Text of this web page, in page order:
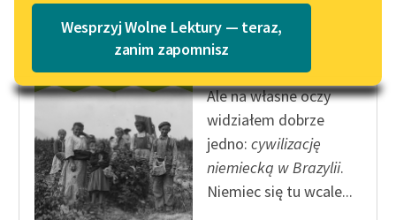
Lektury szkolne i klasyka
literatury do słuchania dla
uczennic i uczniów z
niepełnosprawnościami
E-kolekcja lektur
szkolnych i literatury do
Katalog w formacie PDF
Wesprzyj Wolne Lektury — teraz,
zanim zapomnisz
Adolf Dygasiński
Listy z Brazylii
Ale na własne oczy
widziałem dobrze
jedno: cywilizację
niemiecką w Brazylii.
Niemiec się tu wcale...